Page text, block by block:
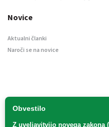
Obvestilo
Z uveljavitvijo novega zakona
Novice
Aktualni članki
Naroči se na novice